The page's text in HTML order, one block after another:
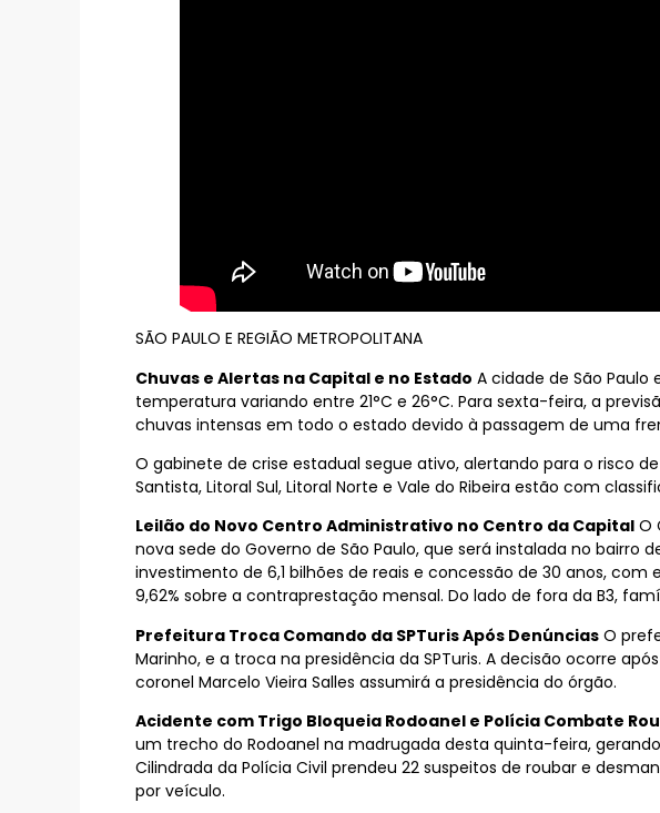
SÃO PAULO E REGIÃO METROPOLITANA
Chuvas e Alertas na Capital e no Estado A cidade de São
temperatura variando entre 21°C e 26°C. Para sexta-feira, a
chuvas intensas em todo o estado devido à passagem de uma
O gabinete de crise estadual segue ativo, alertando para o risco
Santista, Litoral Sul, Litoral Norte e Vale do Ribeira estão com
Leilão do Novo Centro Administrativo no Centro da Capital O
nova sede do Governo de São Paulo, que será instalada no bairro
investimento de 6,1 bilhões de reais e concessão de 30 anos,
9,62% sobre a contraprestação mensal. Do lado de fora da B3,
Prefeitura Troca Comando da SPTuris Após Denúncias O
Marinho, e a troca na presidência da SPTuris. A decisão ocorre
coronel Marcelo Vieira Salles assumirá a presidência do órgão.
Acidente com Trigo Bloqueia Rodoanel e Polícia Combate
um trecho do Rodoanel na madrugada desta quinta-feira,
Cilindrada da Polícia Civil prendeu 22 suspeitos de roubar e
por veículo.